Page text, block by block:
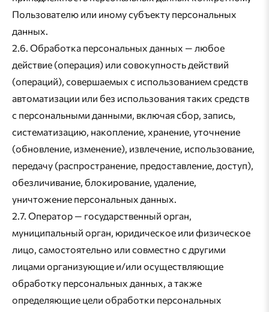
Пользователю или иному субъекту персональных
данных.
2.6. Обработка персональных данных — любое
действие (операция) или совокупность действий
(операций), совершаемых с использованием средств
автоматизации или без использования таких средств
с персональными данными, включая сбор, запись,
систематизацию, накопление, хранение, уточнение
(обновление, изменение), извлечение, использование,
передачу (распространение, предоставление, доступ),
обезличивание, блокирование, удаление,
уничтожение персональных данных.
2.7. Оператор — государственный орган,
муниципальный орган, юридическое или физическое
лицо, самостоятельно или совместно с другими
лицами организующие и/или осуществляющие
обработку персональных данных, а также
определяющие цели обработки персональных